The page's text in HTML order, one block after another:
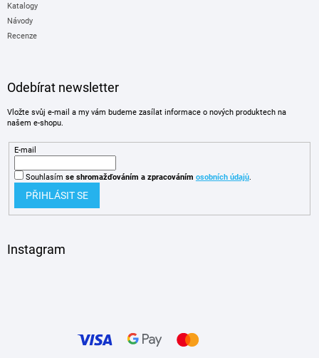
Katalogy
Návody
Recenze
Odebírat newsletter
Vložte svůj e-mail a my vám budeme zasílat informace o nových produktech na
našem e-shopu.
E-mail
Souhlasím se shromažďováním a zpracováním osobních údajů.
PŘIHLÁSIT SE
Instagram